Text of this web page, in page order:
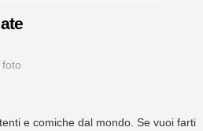
foto
e comiche dal mondo. Se vuoi farti